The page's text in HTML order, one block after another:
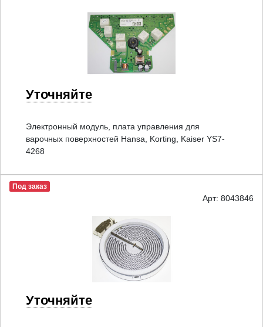
Уточняйте
Электронный модуль, плата управления для
варочных поверхностей Hansa, Korting, Kaiser YS7-
4268
Под заказ
Арт: 8043846
Уточняйте